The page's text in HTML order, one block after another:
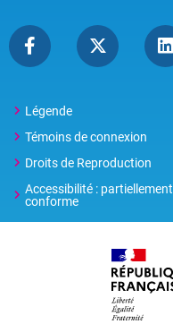
Légende
Témoins de connexion
Droits de Reproduction
Accessibilité : partiellement
conforme